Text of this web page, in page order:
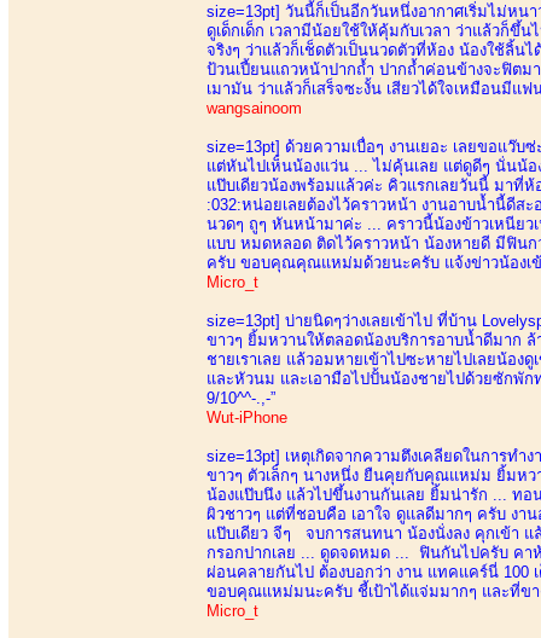
size=13pt] วันนี้ก็เป็นอีกวันหนึ่งอากาศเริ่มไม่หน
ดูเด็กเด็ก เวลามีน้อยใช้ให้คุ้มกับเวลา ว่าแล้วก็ขึ้
จริงๆ ว่าแล้วก็เช็ดตัวเป็นนวดตัวที่ห้อง น้องใช้ลิ้
ป้วนเปี้ยนแถวหน้าปากถ้ำ ปากถ้ำค่อนข้างจะฟิตม
เมามัน ว่าแล้วก็เสร็จซะงั้น เสียวได้ใจเหมือนมีแฟ
wangsainoom
size=13pt] ด้วยความเบื่อๆ งานเยอะ เลยขอแว๊
แต่หันไปเห็นน้องแว่น ... ไม่คุ้นเลย แต่ดูดีๆ นั่นน้
แป๊บเดียวน้องพร้อมแล้วค่ะ คิวแรกเลยวันนี้ มาที่
:032:หน่อยเลยต้องไว้คราวหน้า งานอาบน้ำนี้ดีส
นวดๆ ถูๆ หันหน้ามาค่ะ ... คราวนี้น้องข้าวเหนียว
แบบ หมดหลอด ติดไว้คราวหน้า น้องหายดี มีฟินก
ครับ ขอบคุณคุณแหม่มด้วยนะครับ แจ้งข่าวน้องเ
Micro_t
size=13pt] บ่ายนิดๆว่างเลยเข้าไป ที่บ้าน
ขาวๆ ยิ้มหวานให้ตลอดน้องบริการอาบน้ำดีมาก ล้
ชายเราเลย แล้วอมหายเข้าไปซะหายไปเลยน้อง
และหัวนม และเอามือไปปั้นน้องชายไปด้วยซักพัก
9/10^^-.,-”
Wut-iPhone
size=13pt] เหตุเกิดจากความตึงเคลียดในการท
ขาวๆ ตัวเล็กๆ นางหนึ่ง ยืนคุยกับคุณแหม่ม ยิ้มห
น้องแป๊บนึง แล้วไปขึ้นงานกันเลย ยิ้มน่ารัก ...
ผิวชาวๆ แต่ที่ชอบคือ เอาใจ ดูแลดีมากๆ ครับ งา
แป๊บเดียว จีๆ จบการสนทนา น้องนั่งลง คุกเข้า
กรอกปากเลย ... ดูดจดหมด ... ฟินกันไปครับ คา
ผ่อนคลายกันไป ต้องบอกว่า งาน แทคแคร์นี่ 100
ขอบคุณแหม่มนะครับ ชี้เป้าได้แจ่มมากๆ และที่ข
Micro_t